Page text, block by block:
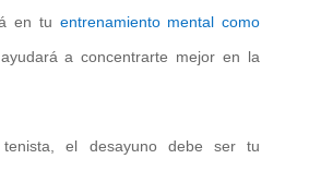
en tu entrenamiento mental como
a concentrarte mejor en la
tenista, el desayuno debe ser tu